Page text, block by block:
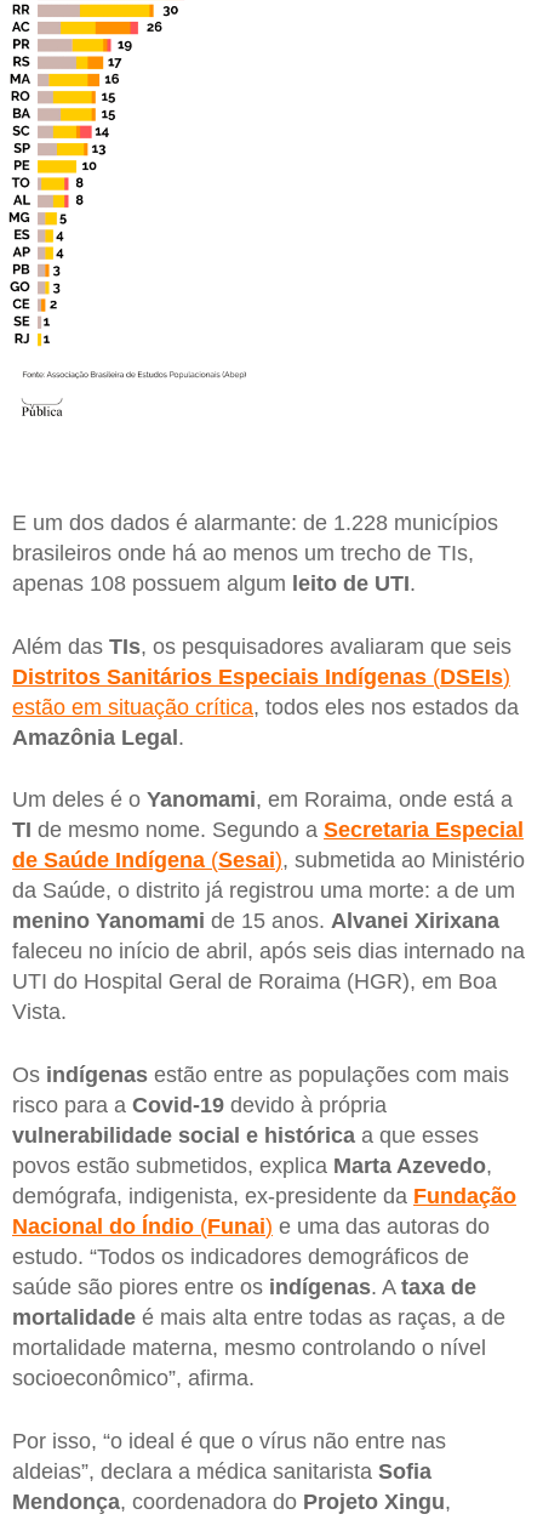
E um dos dados é alarmante: de 1.228 municípios
brasileiros onde há ao menos um trecho de TIs,
apenas 108 possuem algum leito de UTI.
Além das TIs, os pesquisadores avaliaram que seis
Distritos Sanitários Especiais Indígenas (DSEIs)
estão em situação crítica, todos eles nos estados da
Amazônia Legal.
Um deles é o Yanomami, em Roraima, onde está a
TI de mesmo nome. Segundo a Secretaria Especial
de Saúde Indígena (Sesai), submetida ao Ministério
da Saúde, o distrito já registrou uma morte: a de um
menino Yanomami de 15 anos. Alvanei Xirixana
faleceu no início de abril, após seis dias internado na
UTI do Hospital Geral de Roraima (HGR), em Boa
Vista.
Os indígenas estão entre as populações com mais
risco para a Covid-19 devido à própria
vulnerabilidade social e histórica a que esses
povos estão submetidos, explica Marta Azevedo,
demógrafa, indigenista, ex-presidente da Fundação
Nacional do Índio (Funai) e uma das autoras do
estudo. “Todos os indicadores demográficos de
saúde são piores entre os indígenas. A taxa de
mortalidade é mais alta entre todas as raças, a de
mortalidade materna, mesmo controlando o nível
socioeconômico”, afirma.
Por isso, “o ideal é que o vírus não entre nas
aldeias”, declara a médica sanitarista Sofia
Mendonça, coordenadora do Projeto Xingu,